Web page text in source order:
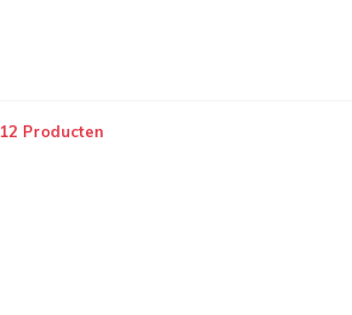
12 Producten